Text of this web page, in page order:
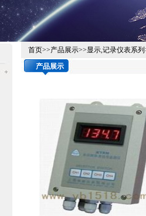
首页>>产品展示>>显示,记录仪表系列
产品展示